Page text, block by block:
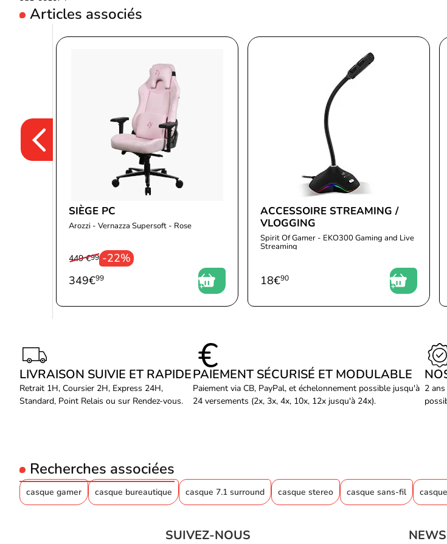
Articles associés
SIÈGE PC
Arozzi - Vernazza Supersoft - Rose
-22%
449 €99
349€99
ACCESSOIRE STREAMING /
VLOGGING
Spirit Of Gamer - EKO300 Gaming and Live
Streaming
18€90
LIVRAISON SUIVIE ET RAPIDE
Retrait 1H, Coursier 2H, Express 24H,
Standard, Point Relais ou sur Rendez-vous.
PAIEMENT SÉCURISÉ ET MODULABLE
Paiement via CB, PayPal, et échelonnement possible jusqu'à
24 versements (2x, 3x, 4x, 10x, 12x jusqu'à 24x).
2
Recherches associées
casque gamer casque bureautique casque 7.1 surround casque stereo casque sans-fil
SUIVEZ-NOUS